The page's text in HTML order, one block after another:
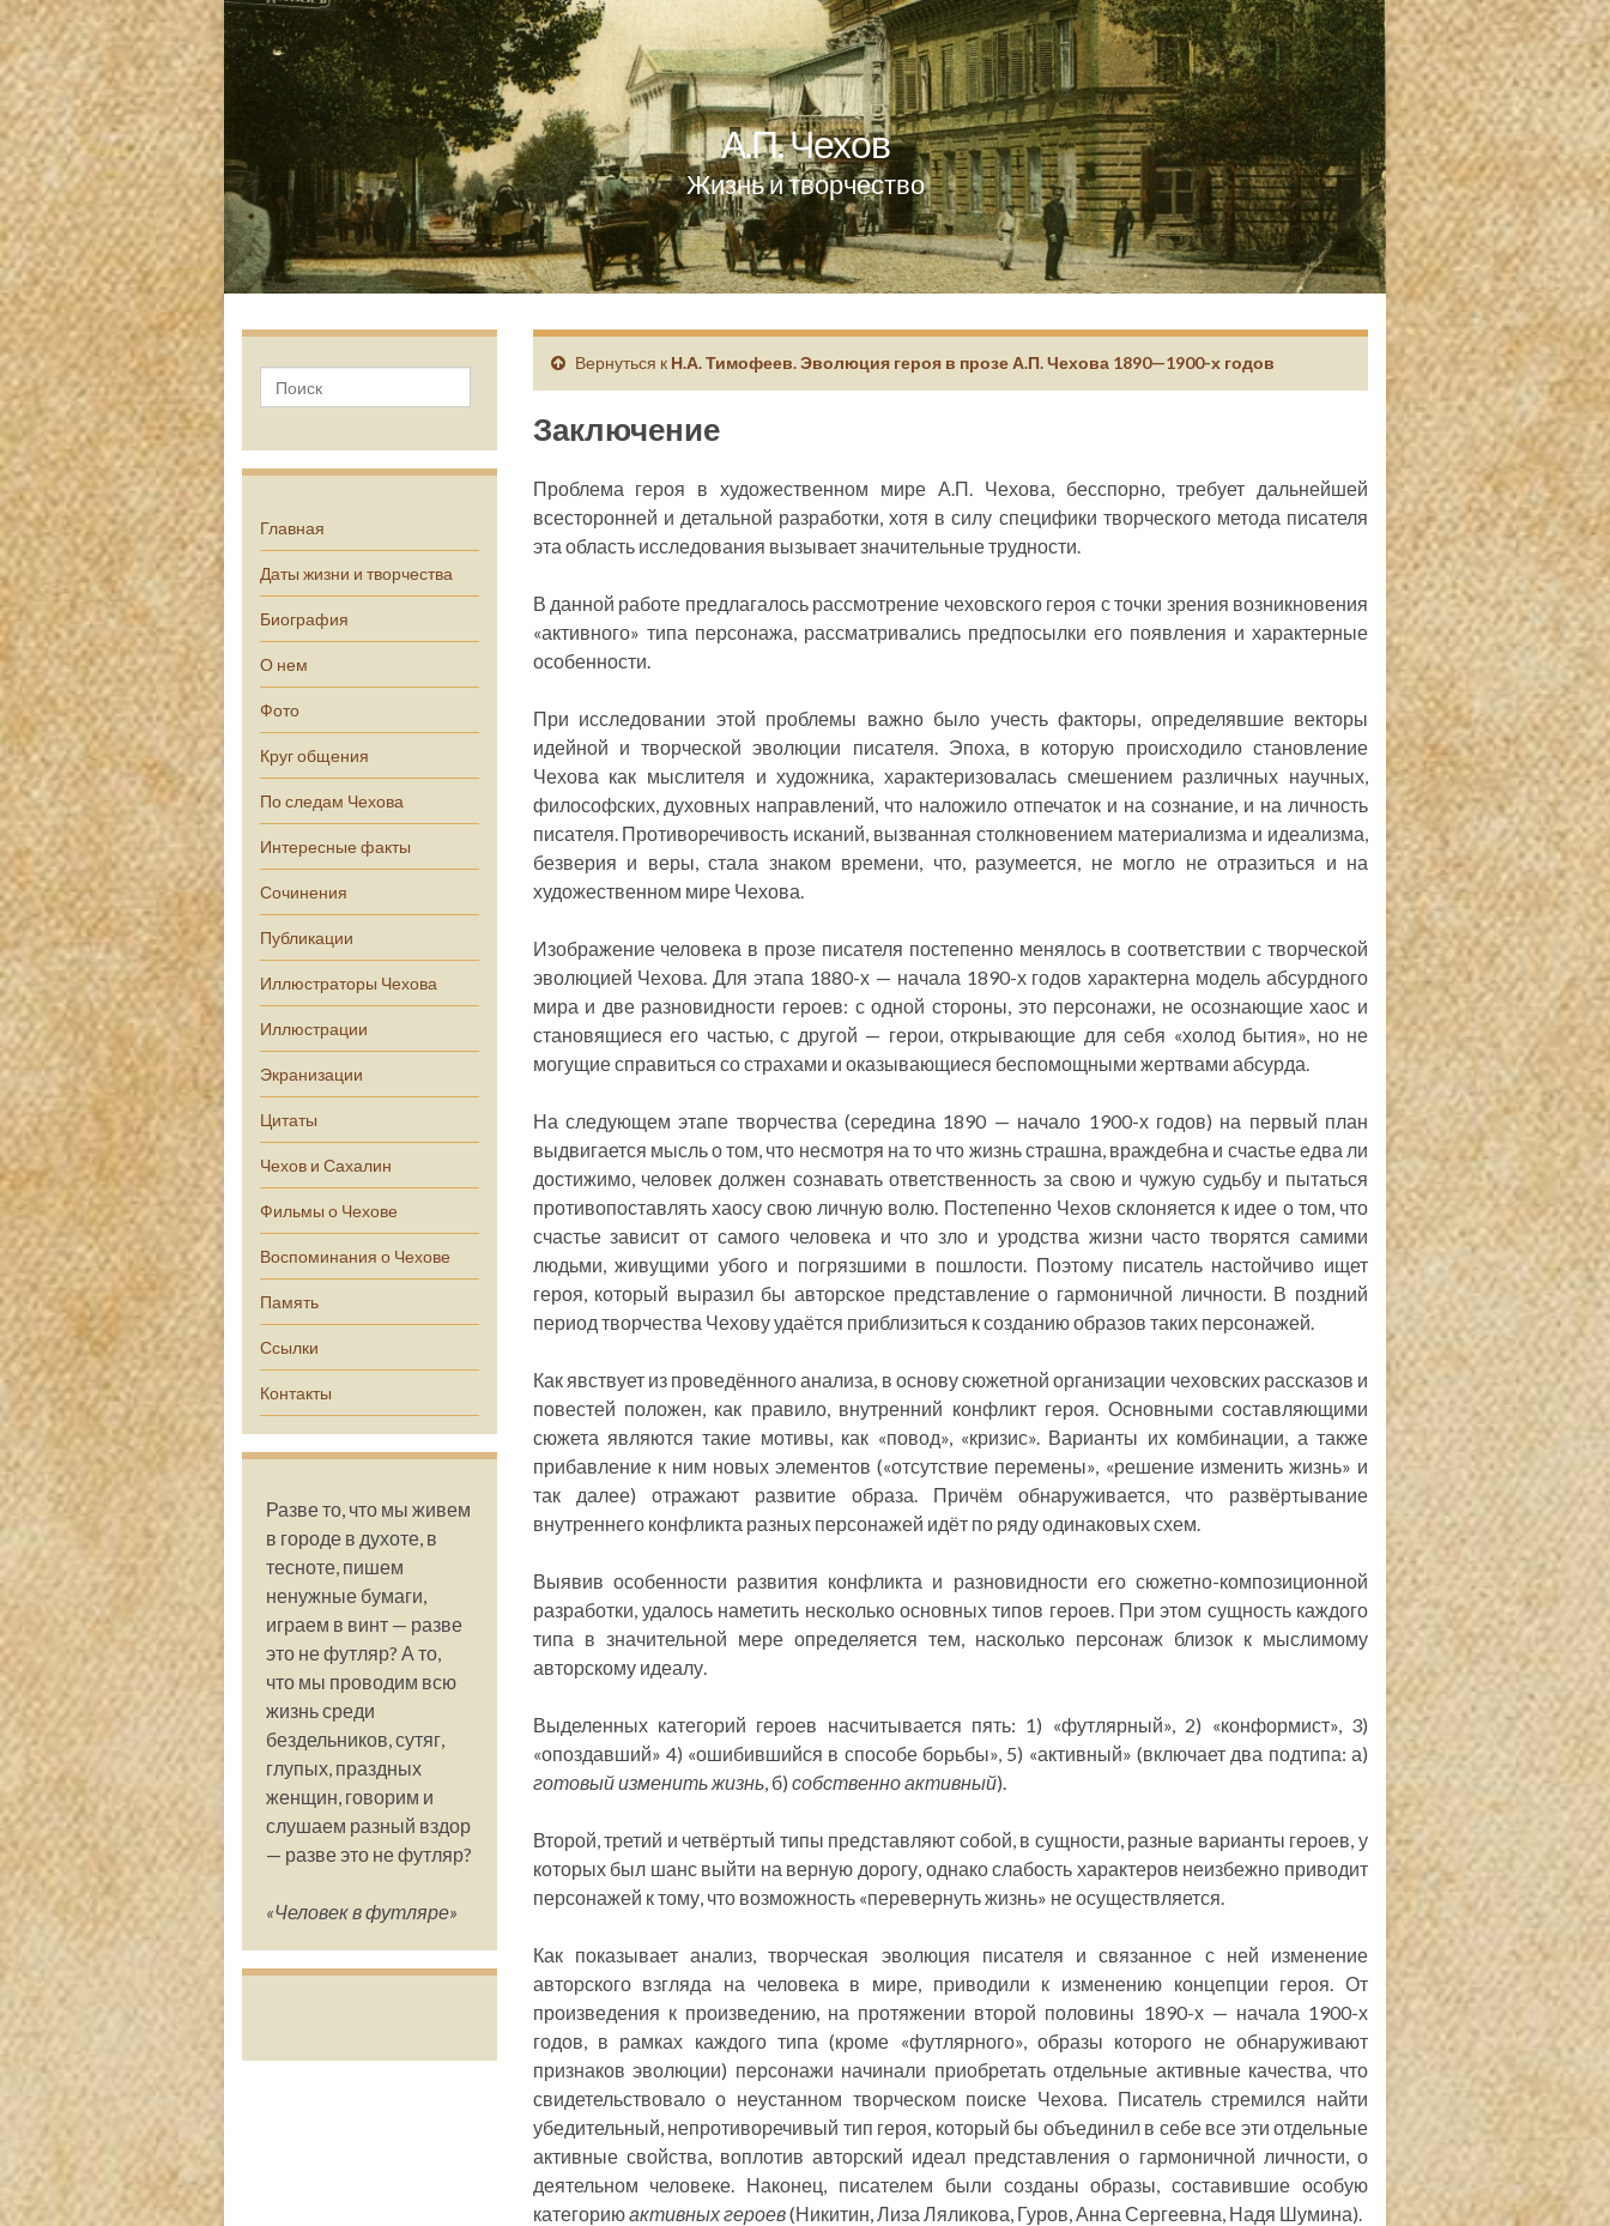
А.П. Чехов
Жизнь и творчество
Главная
Даты жизни и творчества
Биография
О нем
Фото
Круг общения
По следам Чехова
Интересные факты
Сочинения
Публикации
Иллюстраторы Чехова
Иллюстрации
Экранизации
Цитаты
Чехов и Сахалин
Фильмы о Чехове
Воспоминания о Чехове
Память
Ссылки
Контакты
Разве то, что мы живем
в городе в духоте, в
тесноте, пишем
ненужные бумаги,
играем в винт — разве
это не футляр? А то,
что мы проводим всю
жизнь среди
бездельников, сутяг,
глупых, праздных
женщин, говорим и
слушаем разный вздор
— разве это не футляр?
«Человек в футляре»
Вернуться к Н.А. Тимофеев. Эволюция героя в прозе А.П. Чехова 1890—1900-х годов
Заключение
Проблема героя в художественном мире А.П. Чехова, бесспорно, требует дальнейшей
всесторонней и детальной разработки, хотя в силу специфики творческого метода писателя
эта область исследования вызывает значительные трудности.
В данной работе предлагалось рассмотрение чеховского героя с точки зрения возникновения
«активного» типа персонажа, рассматривались предпосылки его появления и характерные
особенности.
При исследовании этой проблемы важно было учесть факторы, определявшие векторы
идейной и творческой эволюции писателя. Эпоха, в которую происходило становление
Чехова как мыслителя и художника, характеризовалась смешением различных научных,
философских, духовных направлений, что наложило отпечаток и на сознание, и на личность
писателя. Противоречивость исканий, вызванная столкновением материализма и идеализма,
безверия и веры, стала знаком времени, что, разумеется, не могло не отразиться и на
художественном мире Чехова.
Изображение человека в прозе писателя постепенно менялось в соответствии с творческой
эволюцией Чехова. Для этапа 1880-х — начала 1890-х годов характерна модель абсурдного
мира и две разновидности героев: с одной стороны, это персонажи, не осознающие хаос и
становящиеся его частью, с другой — герои, открывающие для себя «холод бытия», но не
могущие справиться со страхами и оказывающиеся беспомощными жертвами абсурда.
На следующем этапе творчества (середина 1890 — начало 1900-х годов) на первый план
выдвигается мысль о том, что несмотря на то что жизнь страшна, враждебна и счастье едва ли
достижимо, человек должен сознавать ответственность за свою и чужую судьбу и пытаться
противопоставлять хаосу свою личную волю. Постепенно Чехов склоняется к идее о том, что
счастье зависит от самого человека и что зло и уродства жизни часто творятся самими
людьми, живущими убого и погрязшими в пошлости. Поэтому писатель настойчиво ищет
героя, который выразил бы авторское представление о гармоничной личности. В поздний
период творчества Чехову удаётся приблизиться к созданию образов таких персонажей.
Как явствует из проведённого анализа, в основу сюжетной организации чеховских рассказов и
повестей положен, как правило, внутренний конфликт героя. Основными составляющими
сюжета являются такие мотивы, как «повод», «кризис». Варианты их комбинации, а также
прибавление к ним новых элементов («отсутствие перемены», «решение изменить жизнь» и
так далее) отражают развитие образа. Причём обнаруживается, что развёртывание
внутреннего конфликта разных персонажей идёт по ряду одинаковых схем.
Выявив особенности развития конфликта и разновидности его сюжетно-композиционной
разработки, удалось наметить несколько основных типов героев. При этом сущность каждого
типа в значительной мере определяется тем, насколько персонаж близок к мыслимому
авторскому идеалу.
Выделенных категорий героев насчитывается пять: 1) «футлярный», 2) «конформист», 3)
«опоздавший» 4) «ошибившийся в способе борьбы», 5) «активный» (включает два подтипа: а)
готовый изменить жизнь, б) собственно активный).
Второй, третий и четвёртый типы представляют собой, в сущности, разные варианты героев, у
которых был шанс выйти на верную дорогу, однако слабость характеров неизбежно приводит
персонажей к тому, что возможность «перевернуть жизнь» не осуществляется.
Как показывает анализ, творческая эволюция писателя и связанное с ней изменение
авторского взгляда на человека в мире, приводили к изменению концепции героя. От
произведения к произведению, на протяжении второй половины 1890-х — начала 1900-х
годов, в рамках каждого типа (кроме «футлярного», образы которого не обнаруживают
признаков эволюции) персонажи начинали приобретать отдельные активные качества, что
свидетельствовало о неустанном творческом поиске Чехова. Писатель стремился найти
убедительный, непротиворечивый тип героя, который бы объединил в себе все эти отдельные
активные свойства, воплотив авторский идеал представления о гармоничной личности, о
деятельном человеке. Наконец, писателем были созданы образы, составившие особую
категориюактивных героев(Никитин, Лиза Ляликова, Гуров, Анна Сергеевна, Надя Шумина).